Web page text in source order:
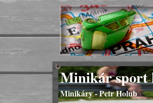
Minikár sport
Minikáry - Petr Holub